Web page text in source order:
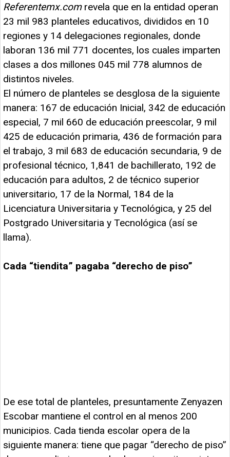
Referentemx.comrevela que en la entidad operan
23 mil 983 planteles educativos, divididos en 10
regiones y 14 delegaciones regionales, donde
laboran 136 mil 771 docentes, los cuales imparten
clases a dos millones 045 mil 778 alumnos de
distintos niveles.
El número de planteles se desglosa de la siguiente
manera: 167 de educación Inicial, 342 de educación
especial, 7 mil 660 de educación preescolar, 9 mil
425 de educación primaria, 436 de formación para
el trabajo, 3 mil 683 de educación secundaria, 9 de
profesional técnico, 1,841 de bachillerato, 192 de
educación para adultos, 2 de técnico superior
universitario, 17 de la Normal, 184 de la
Licenciatura Universitaria y Tecnológica, y 25 del
Postgrado Universitaria y Tecnológica (así se
llama).
Cada “tiendita” pagaba “derecho de piso”
De ese total de planteles, presuntamente Zenyazen
Escobar mantiene el control en al menos 200
municipios. Cada tienda escolar opera de la
siguiente manera: tiene que pagar “derecho de piso”